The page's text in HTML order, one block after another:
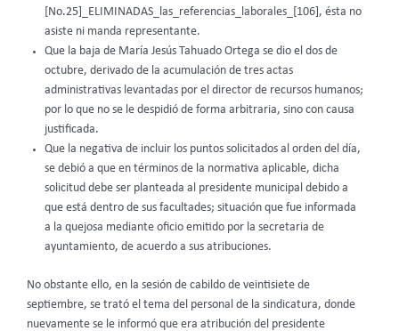
[No.25]_ELIMINADAS_las_referencias_laborales_[106], ésta no
asiste ni manda representante.
Que la baja de María Jesús Tahuado Ortega se dio el dos de
octubre, derivado de la acumulación de tres actas
administrativas levantadas por el director de recursos humanos;
por lo que no se le despidió de forma arbitraria, sino con causa
justificada.
Que la negativa de incluir los puntos solicitados al orden del día,
se debió a que en términos de la normativa aplicable, dicha
solicitud debe ser planteada al presidente municipal debido a
que está dentro de sus facultades; situación que fue informada
a la quejosa mediante oficio emitido por la secretaria de
ayuntamiento, de acuerdo a sus atribuciones.
No obstante ello, en la sesión de cabildo de veintisiete de
septiembre, se trató el tema del personal de la sindicatura, donde
nuevamente se le informó que era atribución del presidente